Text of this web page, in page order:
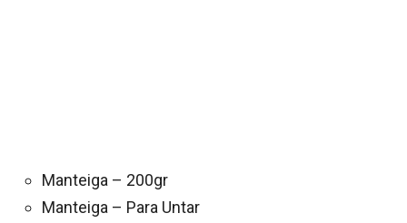
Manteiga – 200gr
Manteiga – Para Untar